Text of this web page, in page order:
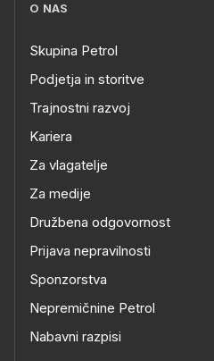
O NAS
Skupina Petrol
Podjetja in storitve
Trajnostni razvoj
Kariera
Za vlagatelje
Za medije
Družbena odgovornost
Prijava nepravilnosti
Sponzorstva
Nepremičnine Petrol
Nabavni razpisi